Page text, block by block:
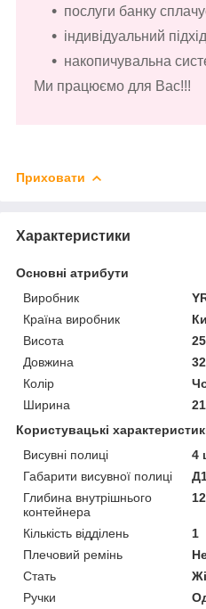
послуги банку
індивідуальний підхід
накопичувальна
Ми працюємо для Вас!!!
Приховати
Характеристики
Основні атрибути
Виробник
Країна виробник
Висота
Довжина
Колір
Ширина
Користувацькі
Висувні полиці
4
Габарити висувної полиці
Глибина внутрішнього
контейнера
Кількість відділень
1
Плечовий ремінь
Стать
Ручки